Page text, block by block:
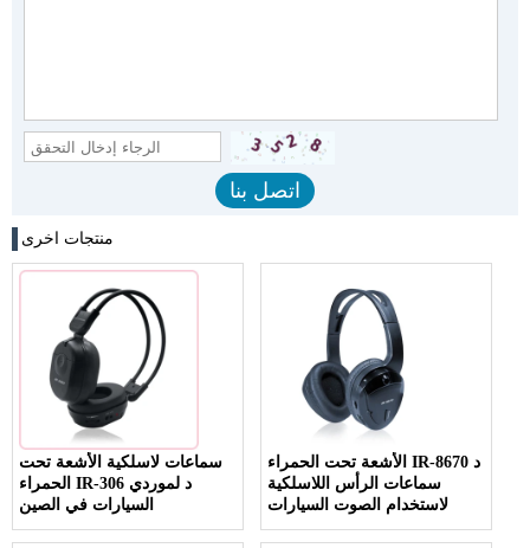
منتجات اخرى
سماعات لاسلكية الأشعة تحت
الحمراء IR-306 د لموردي
السيارات في الصين
الأشعة تحت الحمراء IR-8670 د
سماعات الرأس اللاسلكية
لاستخدام الصوت السيارات